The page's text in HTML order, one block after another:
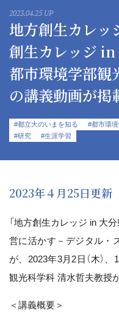
2023.04.25 UP
地方創生カレッ
創生カレッジ in
都市環境学部観
の講義動画が掲
#都立大のいまを知る #都市環
#研究
#生涯学習
2023年４月25日更新
「地方創生カレッジ in 大
営に活かす－デジタル・
が、2023年3月2日（木）
観光科学科 清水哲夫教授
＜講義概要＞